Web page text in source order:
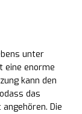
unter
eine enorme
kann den
das
Die